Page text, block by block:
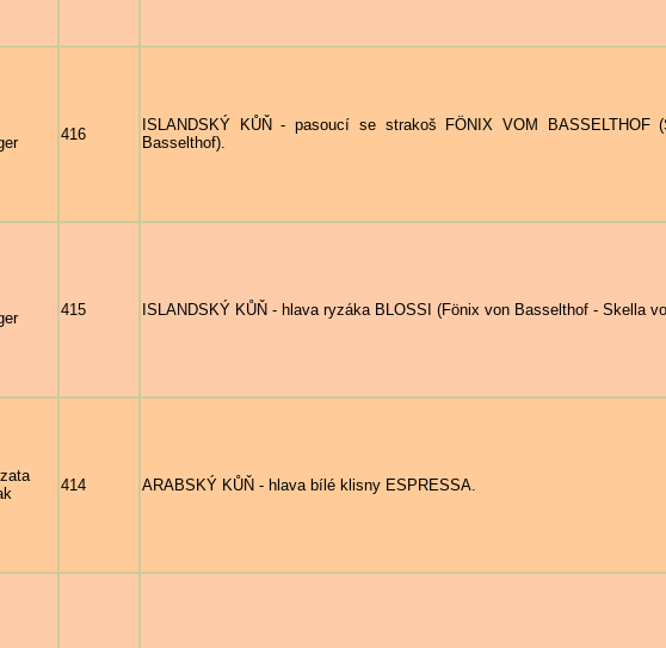
416
ISLANDSKÝ KŮŇ - pasoucí se strakoš FÖNIX VOM BASSELTHOF
Basselthof).
415 ISLANDSKÝ KŮŇ - hlava ryzáka BLOSSI (Fönix von Basselthof - Skella
414 ARABSKÝ KŮŇ - hlava bílé klisny ESPRESSA.